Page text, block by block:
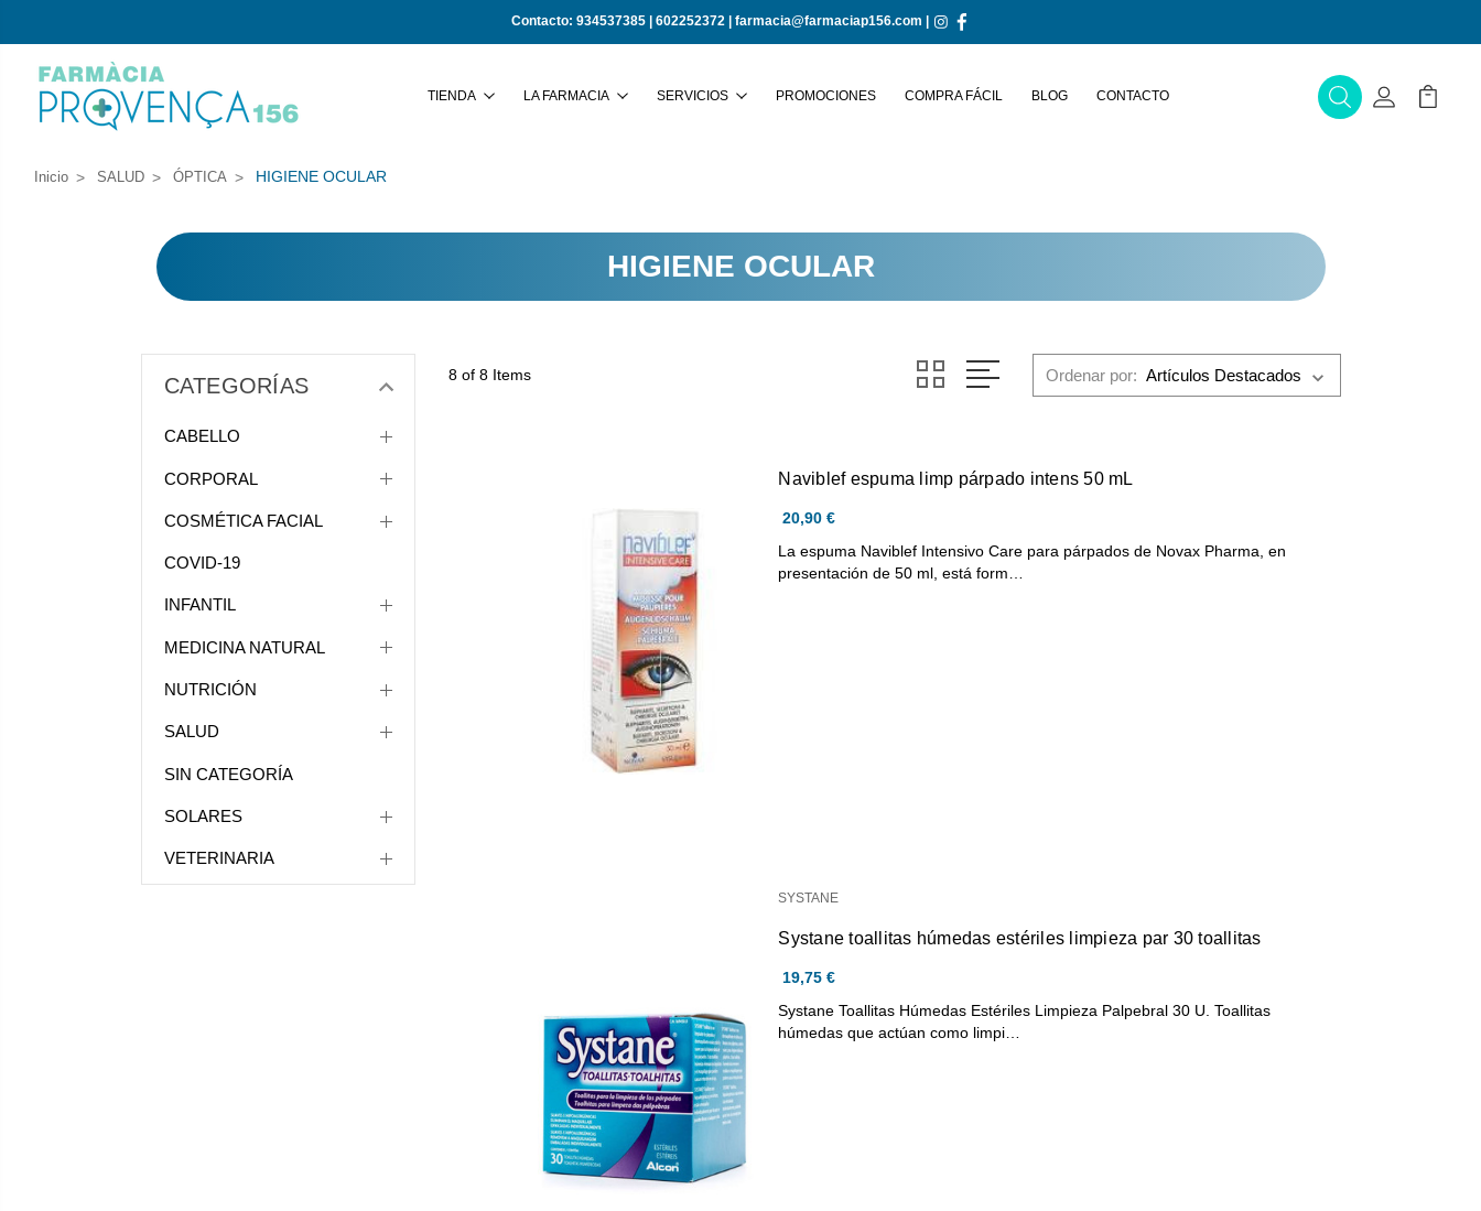
Contacto: 934537385| 602252372| farmacia@farmaciap156.com
TIENDA LA FARMACIA SERVICIOS PROMOCIONES COMPRA FÁCIL BLOG CONTACTO BuscarMi Cuenta
Mi
Inicio SALUD ÓPTICA HIGIENE OCULAR
HIGIENE OCULAR
CATEGORÍAS
CABELLO
CORPORAL
COSMÉTICA FACIAL
COVID-19
INFANTIL
MEDICINA NATURAL
NUTRICIÓN
SALUD
SIN CATEGORÍA
SOLARES
VETERINARIA
8 of 8 Items Ordenar por:
Naviblef espuma limp párpado intens 50 mL
20,90 €
La espuma Naviblef Intensivo Care para párpados de Novax Pharma, en
presentación de 50 ml, está form…
SYSTANE
Systane toallitas húmedas estériles limpieza par 30 toallitas
19,75 €
Systane Toallitas Húmedas Estériles Limpieza Palpebral 30 U. Toallitas
húmedas que actúan como limpi…